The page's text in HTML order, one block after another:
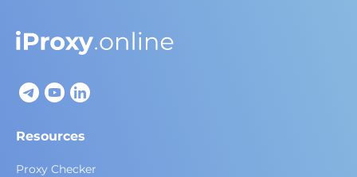
Resources
Proxy Checker